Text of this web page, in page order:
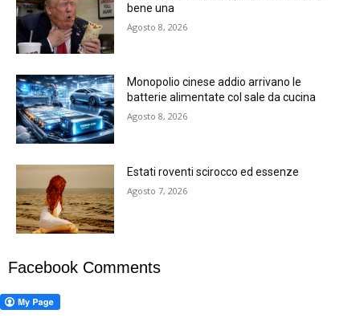
bene una
Agosto 8, 2026
Monopolio cinese addio arrivano le
batterie alimentate col sale da cucina
Agosto 8, 2026
Estati roventi scirocco ed essenze
Agosto 7, 2026
Facebook Comments